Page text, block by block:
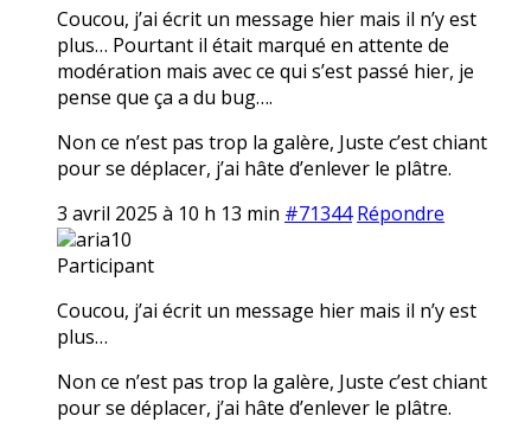
Coucou, j’ai écrit un message hier mais il n’y est
plus… Pourtant il était marqué en attente de
modération mais avec ce qui s’est passé hier, je
pense que ça a du bug….
Non ce n’est pas trop la galère, Juste c’est chiant
pour se déplacer, j’ai hâte d’enlever le plâtre.
3 avril 2025 à 10 h 13 min #71344 Répondre
aria10
Participant
Coucou, j’ai écrit un message hier mais il n’y est
plus…
Non ce n’est pas trop la galère, Juste c’est chiant
pour se déplacer, j’ai hâte d’enlever le plâtre.